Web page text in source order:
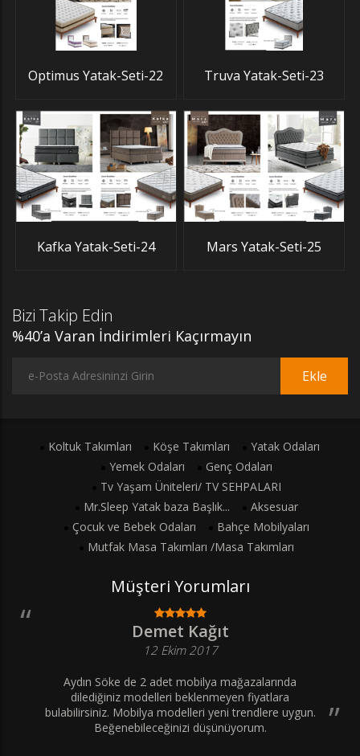
Optimus Yatak-Seti-22 Truva Yatak-Seti-23
Kafka Yatak-Seti-24 Mars Yatak-Seti-25
Bizi Takip Edin
%40’a Varan İndirimleri Kaçırmayın
Ekle
Koltuk Takımları Köşe Takımları
Yatak Odaları
Yemek Odaları
Genç Odaları
Tv Yaşam Üniteleri/ TV SEHPALARI
Mr.Sleep Yatak baza Başlık...
Aksesuar
Çocuk ve Bebek Odaları
Bahçe Mobilyaları
Mutfak Masa Takımları /Masa Takımları
Müşteri Yorumları
Demet Kağıt
12 Ekim 2017
Aydın Söke de 2 adet mobilya mağazalarında
dilediğiniz modelleri beklenmeyen fiyatlara
bulabilirsiniz. Mobilya modelleri yeni trendlere uygun.
Beğenebileceğinizi düşünüyorum.